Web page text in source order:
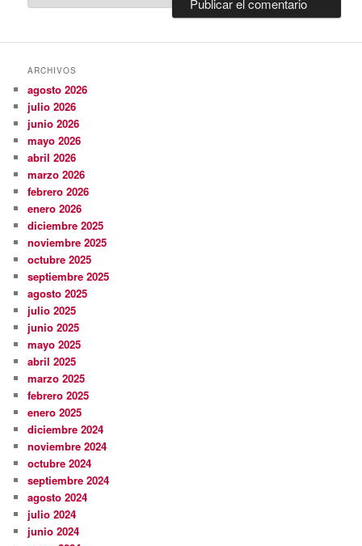
ARCHIVOS
agosto 2026
julio 2026
junio 2026
mayo 2026
abril 2026
marzo 2026
febrero 2026
enero 2026
diciembre 2025
noviembre 2025
octubre 2025
septiembre 2025
agosto 2025
julio 2025
junio 2025
mayo 2025
abril 2025
marzo 2025
febrero 2025
enero 2025
diciembre 2024
noviembre 2024
octubre 2024
septiembre 2024
agosto 2024
julio 2024
junio 2024